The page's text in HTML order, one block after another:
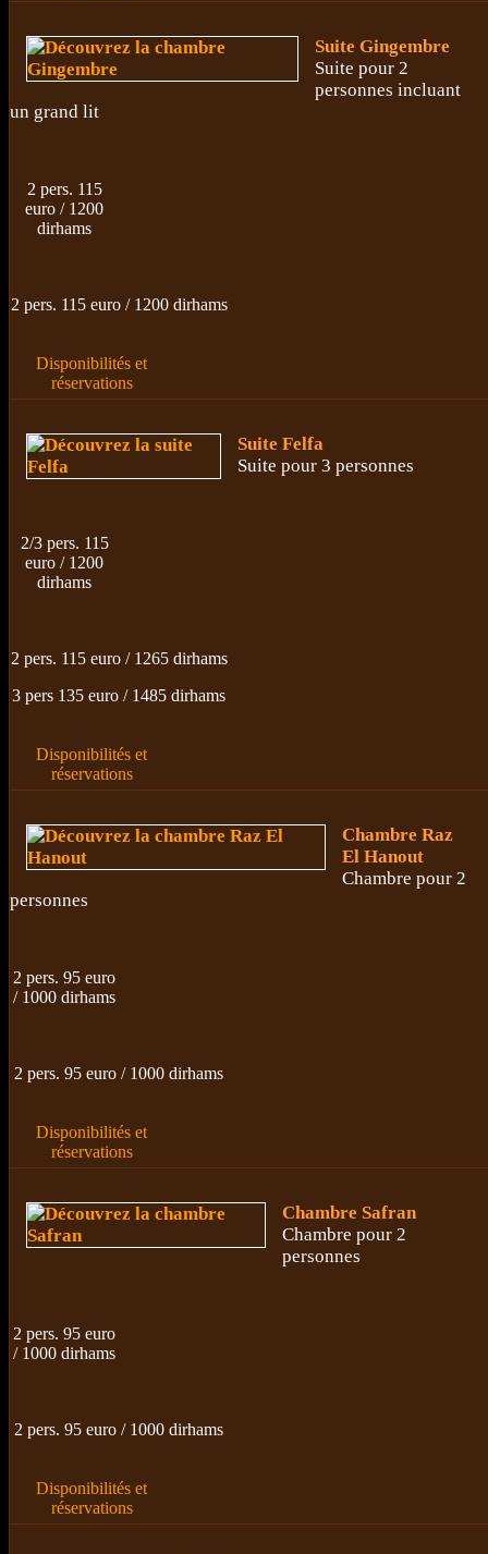
Suite Gingembre
Suite pour 2
personnes incluant
un grand lit
2 pers. 115
euro / 1200
dirhams
2 pers. 115 euro / 1200 dirhams
Disponibilités et
réservations
Suite Felfa
Suite pour 3 personnes
2/3 pers. 115
euro / 1200
dirhams
2 pers. 115 euro / 1265 dirhams
3 pers 135 euro / 1485 dirhams
Disponibilités et
réservations
Chambre Raz
El Hanout
Chambre pour 2
personnes
2 pers. 95 euro
/ 1000 dirhams
2 pers. 95 euro / 1000 dirhams
Disponibilités et
réservations
Chambre Safran
Chambre pour 2
personnes
2 pers. 95 euro
/ 1000 dirhams
2 pers. 95 euro / 1000 dirhams
Disponibilités et
réservations